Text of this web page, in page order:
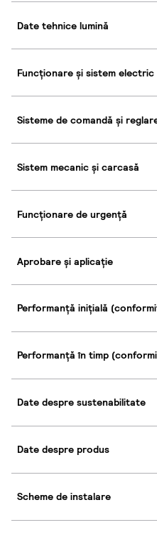
Date tehnice lumină
Funcționare și sistem electric
Sisteme de comandă și
Sistem mecanic și carcasă
Funcționare de urgență
Aprobare și aplicație
Performanță inițială
Performanță în timp
Date despre sustenabilitate
Date despre produs
Scheme de instalare